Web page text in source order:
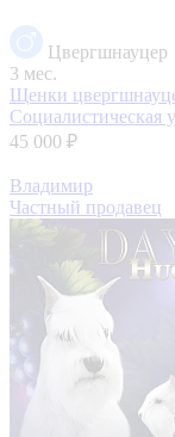
Цвергшнауцер
3 мес.
Щенки
Социалистическая
45 000 ₽
Владимир
Частный продавец